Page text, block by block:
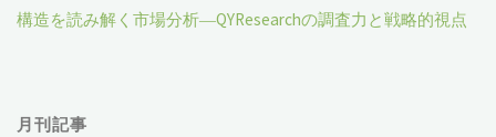
構造を読み解く市場分析―QYResearchの調査力と戦略的視点
月刊記事